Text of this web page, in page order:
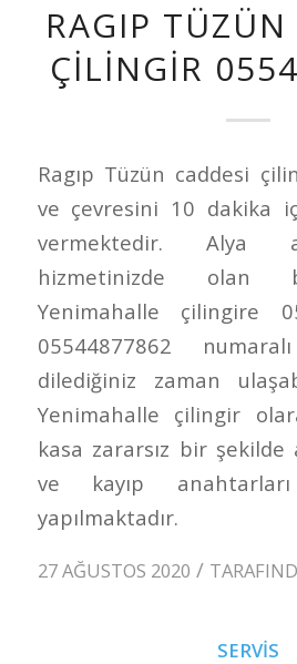
RAGIP TÜZÜN
ÇILINGIR
Ragıp Tüzün caddesi
ve çevresini 10 dakika
vermektedir. Alya
hizmetinizde olan
Yenimahalle çilingire
05544877862
dilediğiniz zaman
Yenimahalle çilingir
kasa zararsız bir şekilde
ve kayıp anahtarları
yapılmaktadır.
27 AĞUSTOS 2020 /
SERVIS